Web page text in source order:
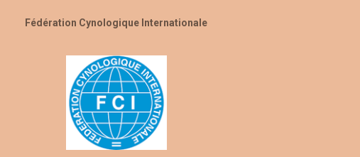
Fédération Cynologique Internationale